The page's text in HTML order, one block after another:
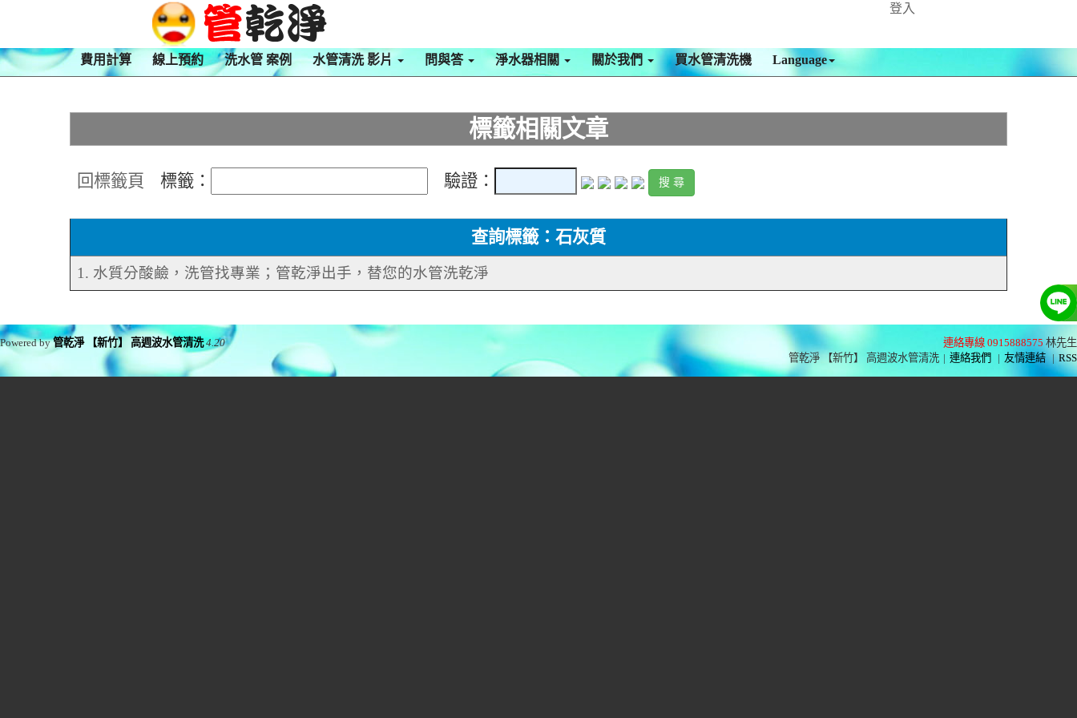
登入
費用計算 線上預約 洗水管 案例 水管清洗 影片 問與答 淨水器相關 關於我們 買水管清洗機 Language
標籤相關文章
回標籤頁 標籤： 驗證：
查詢標籤：石灰質
1. 水質分酸鹼，洗管找專業；管乾淨出手，替您的水管洗乾淨
連絡專線 0915888575 林先生
管乾淨 【新竹】 高週波水管清洗 | 連絡我們 | 友情連結 | RSS
Powered by管乾淨 【新竹】 高週波水管清洗 4.20